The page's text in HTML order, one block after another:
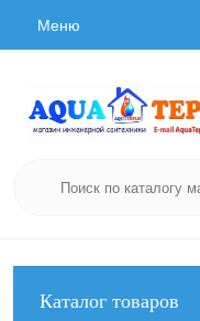
Меню
Каталог товаров